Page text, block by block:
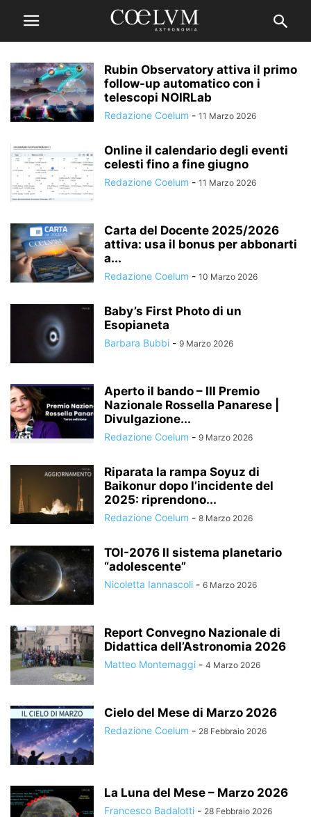
Rubin Observatory attiva il primo
follow-up automatico con i
telescopi NOIRLab
Redazione Coelum - 11 Marzo 2026
Online il calendario degli eventi
celesti fino a fine giugno
Redazione Coelum - 11 Marzo 2026
Carta del Docente 2025/2026
attiva: usa il bonus per abbonarti
a...
Redazione Coelum - 10 Marzo 2026
Baby’s First Photo di un
Esopianeta
Barbara Bubbi - 9 Marzo 2026
Aperto il bando – III Premio
Nazionale Rossella Panarese |
Divulgazione...
Redazione Coelum - 9 Marzo 2026
Riparata la rampa Soyuz di
Baikonur dopo l’incidente del
2025: riprendono...
Redazione Coelum - 8 Marzo 2026
TOI-2076 Il sistema planetario
“adolescente”
Nicoletta Iannascoli - 6 Marzo 2026
Report Convegno Nazionale di
Didattica dell’Astronomia 2026
Matteo Montemaggi - 4 Marzo 2026
Cielo del Mese di Marzo 2026
Redazione Coelum - 28 Febbraio 2026
La Luna del Mese – Marzo 2026
Francesco Badalotti - 28 Febbraio 2026